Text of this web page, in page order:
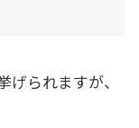
られますが、